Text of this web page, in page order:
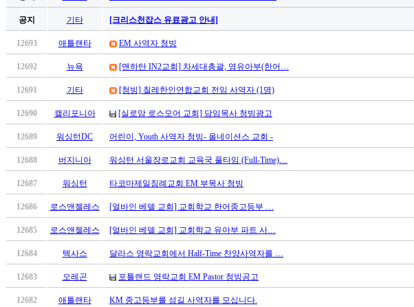
휴
트
무
료
어
스
가
발
공지 기타 [크리스천잡스 유료광고 안내]
12693 애틀랜타 EM 사역자 청빙
12692 뉴욕 [맨하탄 IN2교회] 차세대총괄, 영유아부(한어…
12691 기타 [청빙] 칠레한인연합교회 전임 사역자 (1명)
12690 캘리포니아 [실로암 로스모어 교회] 담임목사 청빙광고
12689 워싱턴DC 어린이, Youth 사역자 청빙- 올네이션스 교회 -
12688 버지니아 워싱턴 서울장로교회 교육국 풀타임 (Full-Time)…
12687 워싱턴 타코마제일침례교회 EM 부목사 청빙
12686 로스앤젤레스 [얼바인 베델 교회] 교회학교 한어중고등부 …
12685 로스앤젤레스 [얼바인 베델 교회] 교회학교 유아부 파트 사…
12684 텍사스 달라스 영락교회에서 Half-Time 찬양사역자를 …
12683 오레곤 포틀랜드 영락교회 EM Pastor 청빙공고
12682 애틀랜타 KM 중고등부를 섬길 사역자를 모십니다.